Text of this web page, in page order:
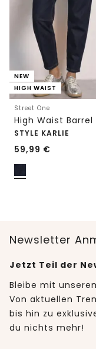
NEW
HIGH WAIST
Street One
STYLE KARLIE
59,99 €
Newsletter
Jetzt Teil der
Bleibe mit
Von aktuellen
bis hin zu
du nichts mehr!